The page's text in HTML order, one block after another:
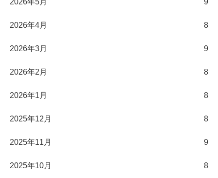
2026年5月 9
2026年4月 8
2026年3月 9
2026年2月 8
2026年1月 8
2025年12月 8
2025年11月 9
2025年10月 8